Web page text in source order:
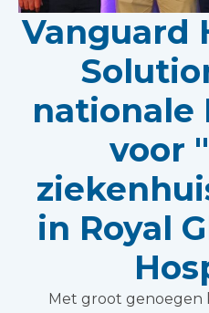
Vanguard
nationale
voor
in Royal
Met groot genoegen